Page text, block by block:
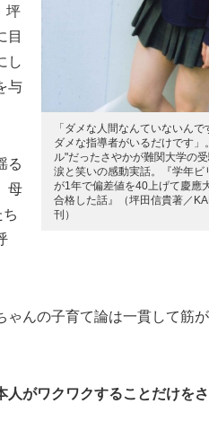
「ダメな人間なんていないんで
ダメな指導者がいるだけです」
ル"だったさやかが難関大学の受
涙と笑いの感動実話。『学年ビ
が1年で偏差値を40上げて慶應
合格した話』（坪田信貴著／
刊）
坪
目
し
与
る
母
んの子育て論は一貫して筋
がワクワクすることだけをさ